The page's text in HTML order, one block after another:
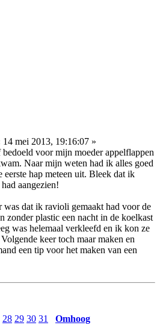
14 mei 2013, 19:16:07 »
voor mijn moeder appelflappen
Naar mijn weten had ik alles goed
eerste hap meteen uit. Bleek dat ik
aangezien!
dat ik ravioli gemaakt had voor de
zonder plastic een nacht in de koelkast
was helemaal verkleefd en ik kon ze
keer toch maar maken en
een tip voor het maken van een
28 29 30 31
Omhoog